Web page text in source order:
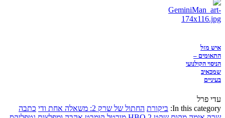
איש מזל
התאומים –
הניסוי הקולנועי
שמכאיב
בעיניים
עדי פרל
In this category: ביקורת החתול של שרק 2: משאלה אחת ודי
כתבה